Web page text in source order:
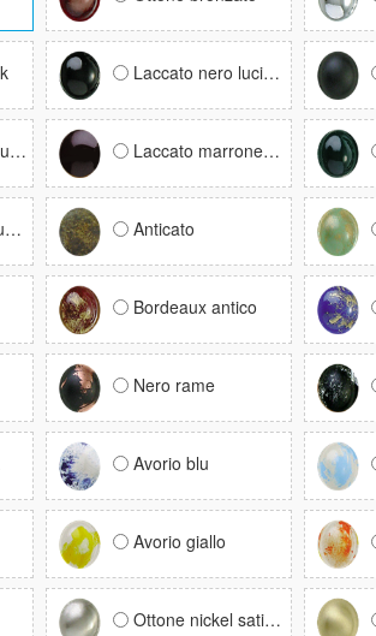
Laccato nero lucido RAL 9005
Laccato marrone RAL 8017
Anticato
Bordeaux antico
Nero rame
Avorio blu
Avorio giallo
Ottone nickel satinato